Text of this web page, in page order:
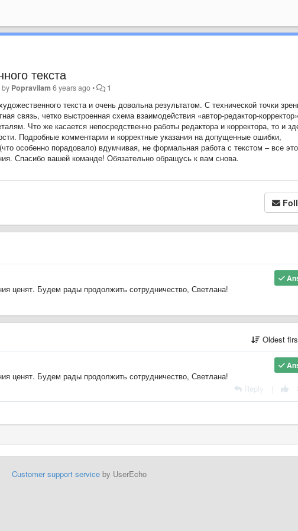
текста
by Popravilam 6 years ago• 1
текста и очень довольна результатом. С технической точки
связь, четко выстроенная схема взаимодействия «автор-редактор-
Что же касается непосредственно работы редактора и корректора, то и
Подробные комментарии и корректные указания на допущенные ошибки,
особенно порадовало) вдумчивая, не формальная работа с текстом – все это
Спасибо вашей команде! Обязательно обращусь к вам снова.
ценят. Будем рады продолжить сотрудничество, Светлана!
Oldest
ценят. Будем рады продолжить сотрудничество, Светлана!
Reply
Customer support serviceby UserEcho